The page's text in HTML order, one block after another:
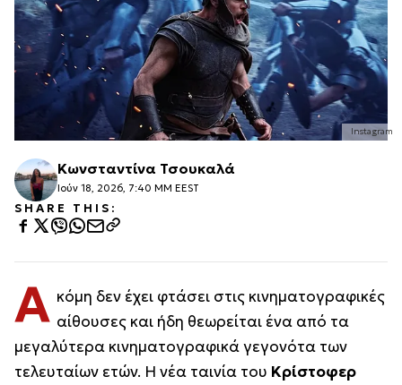
Instagram
Κωνσταντίνα Τσουκαλά
Ιούν 18, 2026, 7:40 ΜΜ EEST
SHARE THIS:
Α κόμη δεν έχει φτάσει στις κινηματογραφικές
αίθουσες και ήδη θεωρείται ένα από τα
μεγαλύτερα κινηματογραφικά γεγονότα των
τελευταίων ετών. Η νέα ταινία του Κρίστοφερ